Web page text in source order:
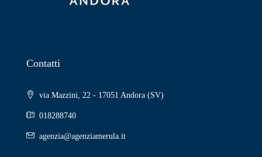
Contatti
via Mazzini, 22 - 17051 Andora (SV)
018288740
agenzia@agenziamerula.it